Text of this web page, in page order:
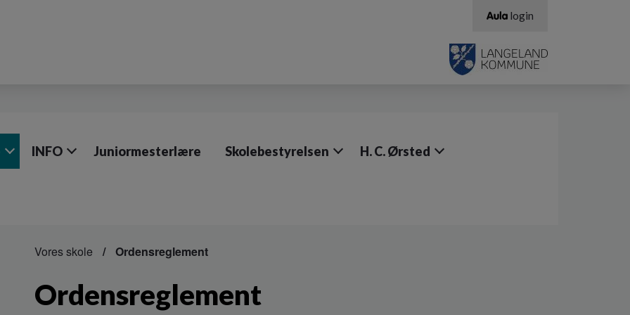
login
INFO Juniormesterlære Skolebestyrelsen H. C. Ørsted
Vores skole Ordensreglement
Ordensreglement